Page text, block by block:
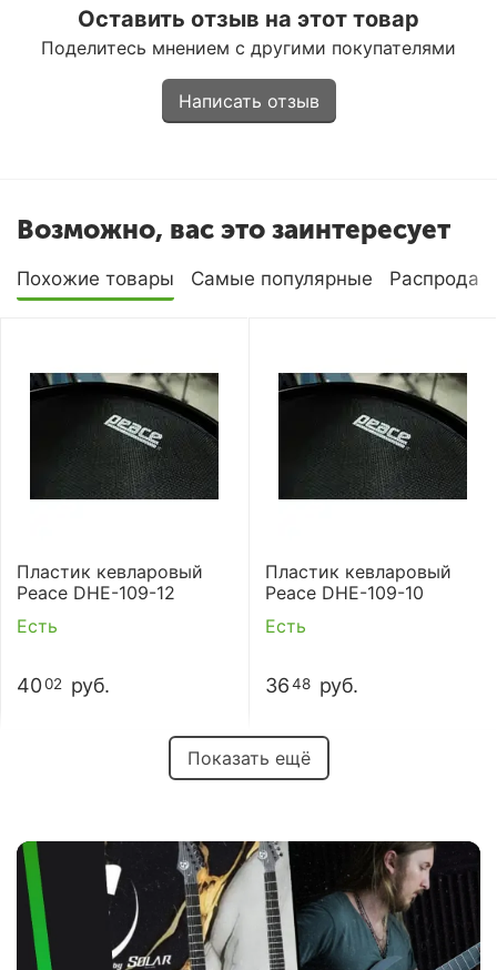
Оставить отзыв на этот товар
Поделитесь мнением с другими покупателями
Написать отзыв
Возможно, вас это заинтересует
Похожие товары Самые популярные
Пластик кевларовый
Peace DHE-109-12
Есть
4002 руб.
Пластик кевларовый
Peace DHE-109-10
Есть
3648 руб.
Показать ещё